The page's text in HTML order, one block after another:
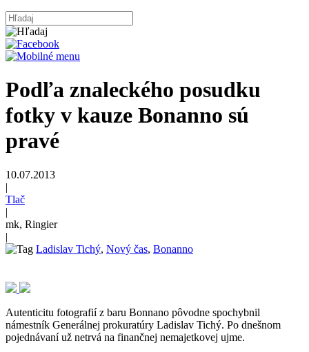
Podľa znaleckého posudku
fotky v kauze Bonanno sú
pravé
10.07.2013
|
Tlač
|
mk, Ringier
|
Ladislav Tichý, Nový čas, Bonanno
Autenticitu fotografií z baru Bonnano pôvodne spochybnil
námestník Generálnej prokuratúry Ladislav Tichý. Po dnešnom
pojednávaní už netrvá na finančnej nemajetkovej ujme.